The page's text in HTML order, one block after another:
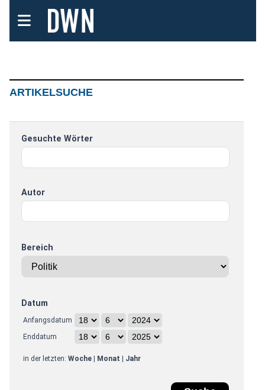
ARTIKELSUCHE
Gesuchte Wörter
Autor
Bereich
Datum
Anfangsdatum
Enddatum
in der letzten: Woche| Monat Jahr